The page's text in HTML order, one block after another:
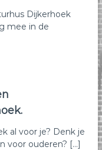
Dijkerhoek
mee in de
al voor je? Denk je
voor ouderen? […]